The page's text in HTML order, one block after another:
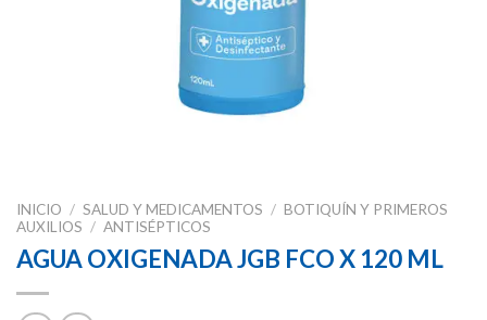
INICIO / SALUD Y MEDICAMENTOS / BOTIQUÍN Y PRIMEROS
AUXILIOS / ANTISÉPTICOS
AGUA OXIGENADA JGB FCO X 120 ML